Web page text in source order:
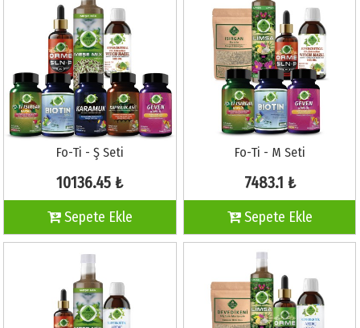
Fo-Ti - Ş Seti
10136.45 ₺
Sepete Ekle
Fo-Ti - M Seti
7483.1 ₺
Sepete Ekle